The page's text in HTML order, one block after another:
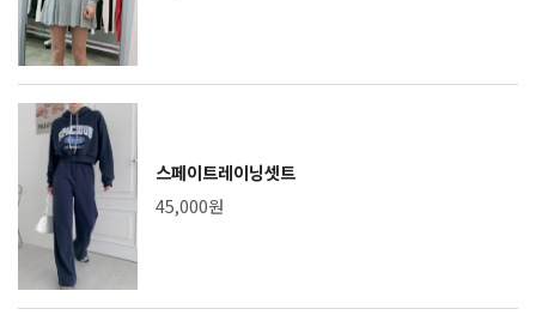
스페이트레이닝셋트
45,000원